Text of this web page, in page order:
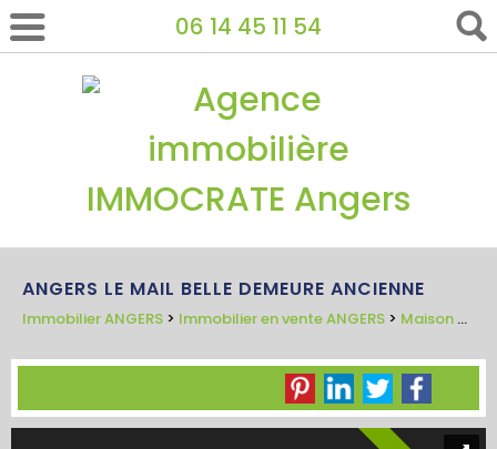
06 14 45 11 54
ANGERS LE MAIL BELLE DEMEURE ANCIENNE
Immobilier ANGERS > Immobilier en vente ANGERS > Maison Bourgeoise en vente ANGERS